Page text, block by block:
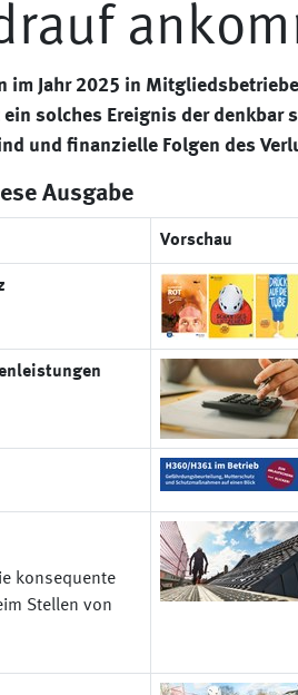
im Jahr 2025 in
solches Ereignis der denkbar
und finanzielle Folgen des
Ausgabe
Vorschau
konsequente
Stellen von